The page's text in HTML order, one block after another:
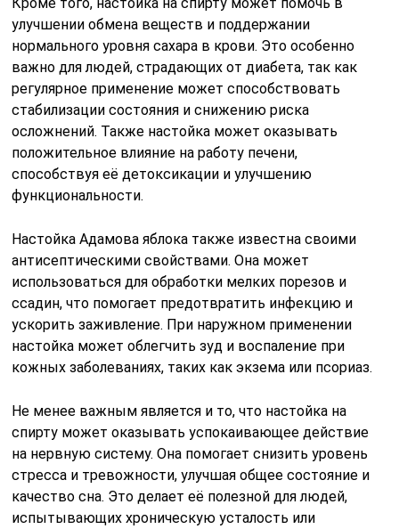
улучшении обмена веществ и поддержании
нормального уровня сахара в крови. Это особенно
важно для людей, страдающих от диабета, так как
регулярное применение может способствовать
стабилизации состояния и снижению риска
осложнений. Также настойка может оказывать
положительное влияние на работу печени,
способствуя её детоксикации и улучшению
функциональности.
Настойка Адамова яблока также известна своими
антисептическими свойствами. Она может
использоваться для обработки мелких порезов и
ссадин, что помогает предотвратить инфекцию и
ускорить заживление. При наружном применении
настойка может облегчить зуд и воспаление при
кожных заболеваниях, таких как экзема или псориаз.
Не менее важным является и то, что настойка на
спирту может оказывать успокаивающее действие
на нервную систему. Она помогает снизить уровень
стресса и тревожности, улучшая общее состояние и
качество сна. Это делает её полезной для людей,
испытывающих хроническую усталость или